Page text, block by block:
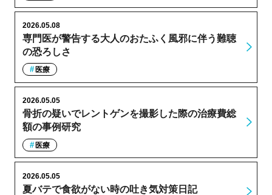
専門医が警告する大人のおたふく風邪に伴う難聴
の恐ろしさ
2026.05.08
医療
骨折の疑いでレントゲンを撮影した際の治療費総
額の事例研究
2026.05.05
医療
夏バテで食欲がない時の吐き気対策日記
2026.05.05